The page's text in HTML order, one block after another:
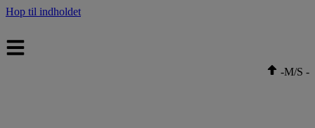
Hop til indholdet
-M/S -